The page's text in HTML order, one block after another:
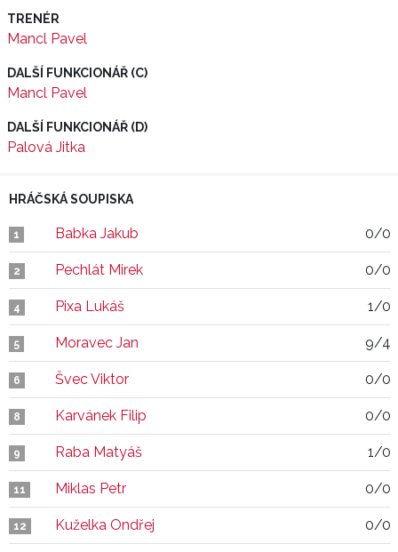
TRENÉR
Mancl Pavel
DALŠÍ FUNKCIONÁŘ (C)
Mancl Pavel
DALŠÍ FUNKCIONÁŘ (D)
Palová Jitka
HRÁČSKÁ SOUPISKA
1 Babka Jakub 0/0
2 Pechlát Mirek 0/0
4 Pixa Lukáš 1/0
5 Moravec Jan 9/4
6 Švec Viktor 0/0
8 Karvánek Filip 0/0
9 Raba Matyáš 1/0
11 Miklas Petr 0/0
12 Kuželka Ondřej 0/0